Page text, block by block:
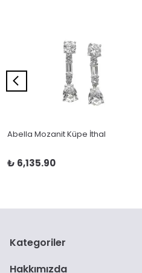
Abella Mozanit Küpe İthal
₺ 6,135.90
Kategoriler
Hakkımızda